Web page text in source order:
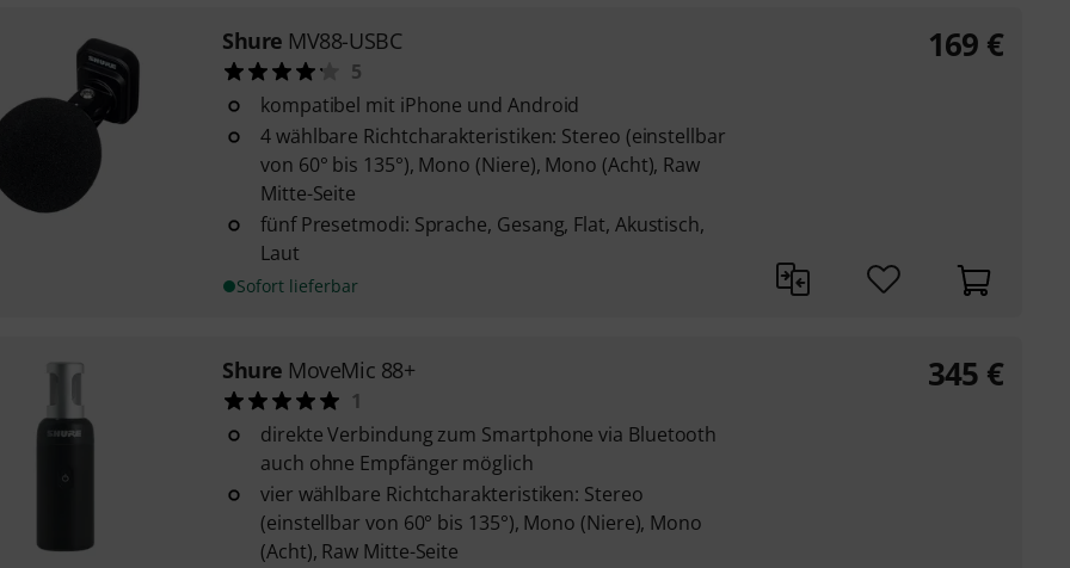
Shure MV88-USBC
5
kompatibel mit iPhone und Android
4 wählbare Richtcharakteristiken: Stereo (einstellbar
von 60° bis 135°), Mono (Niere), Mono (Acht), Raw
Mitte-Seite
fünf Presetmodi: Sprache, Gesang, Flat, Akustisch,
Laut
Sofort lieferbar
169 €
Shure MoveMic 88+
1
direkte Verbindung zum Smartphone via Bluetooth
auch ohne Empfänger möglich
vier wählbare Richtcharakteristiken: Stereo
(einstellbar von 60° bis 135°), Mono (Niere), Mono
(Acht), Raw Mitte-Seite
345 €